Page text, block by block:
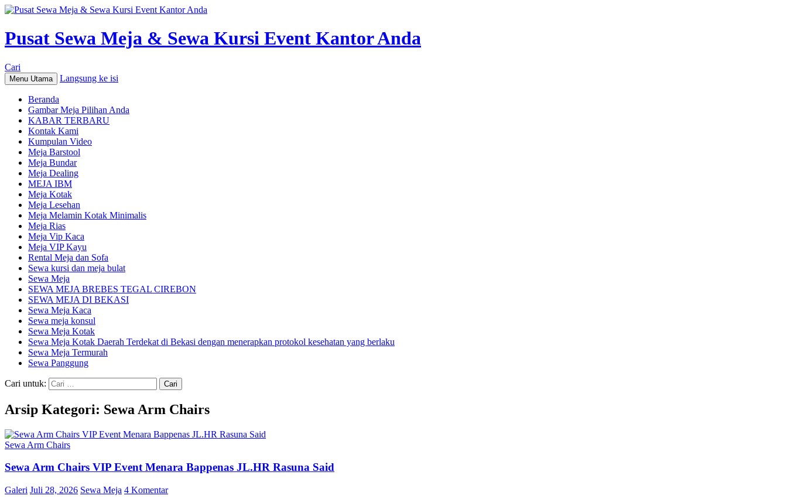
Pusat Sewa Meja & Sewa Kursi Event Kantor Anda
Cari
Menu Utama Langsung ke isi
Beranda
Gambar Meja Pilihan Anda
KABAR TERBARU
Kontak Kami
Kumpulan Video
Meja Barstool
Meja Bundar
Meja Dealing
MEJA IBM
Meja Kotak
Meja Lesehan
Meja Melamin Kotak Minimalis
Meja Rias
Meja Vip Kaca
Meja VIP Kayu
Rental Meja dan Sofa
Sewa kursi dan meja bulat
Sewa Meja
SEWA MEJA BREBES TEGAL CIREBON
SEWA MEJA DI BEKASI
Sewa Meja Kaca
Sewa meja konsul
Sewa Meja Kotak
Sewa Meja Kotak Daerah Terdekat di Bekasi dengan menerapkan protokol kesehatan yang berlaku
Sewa Meja Termurah
Sewa Panggung
Cari untuk:
Arsip Kategori: Sewa Arm Chairs
Sewa Arm Chairs
Sewa Arm Chairs VIP Event Menara Bappenas JL.HR Rasuna Said
Galeri Juli 28, 2026 Sewa Meja 4 Komentar